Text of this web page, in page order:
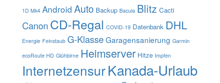
1D Mk4 Android Auto Backup Bacula Blitz Cacti
Canon CD-Regal COVID-19 Datenbank DHL
Energie Feinstaub G-KlasseGaragensanierung Garmin
ecoRoute HD Glühbirne Heimserver Hitze Impfen
InternetzensurKanada-Urlaub